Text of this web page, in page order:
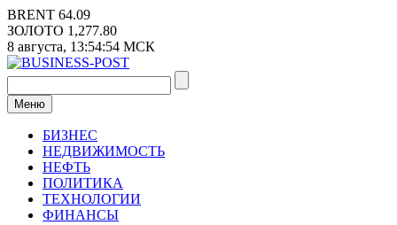
Перейти
к
содержимому
BRENT 64.09
ЗОЛОТО 1,277.80
8 августа, 13:54:54 МСК
Меню
БИЗНЕС
НЕДВИЖИМОСТЬ
НЕФТЬ
ПОЛИТИКА
ТЕХНОЛОГИИ
ФИНАНСЫ